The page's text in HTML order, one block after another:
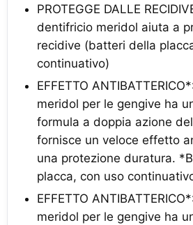
PROTEGGE DALLE
dentifricio meridol aiuta a
recidive (batteri della
continuativo)
EFFETTO
meridol per le gengive ha
formula a doppia azione
fornisce un veloce effetto
una protezione duratura.
placca, con uso
EFFETTO
meridol per le gengive ha